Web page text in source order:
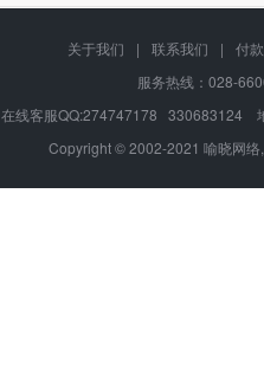
关于我们 | 联系我们 |
付
服务热线：028-
在线客服QQ:274747178 330683124
Copyright © 2002-2021 喻晓网